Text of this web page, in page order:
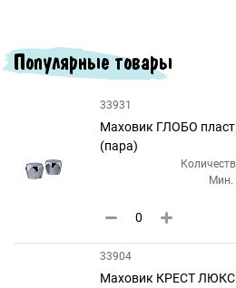
Популярные товары
33931
Маховик ГЛОБО
(пара)
Мин.
33904
Маховик КРЕСТ ЛЮКС